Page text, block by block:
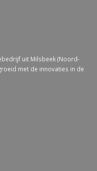
uit Milsbeek (Noord-
met de innovaties in de